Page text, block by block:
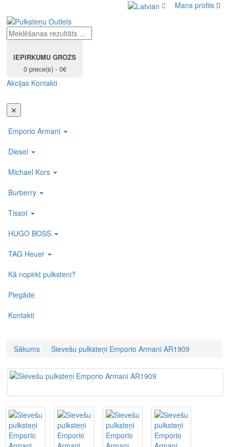
Mans profils
IEPIRKUMU GROZS
0 prece(s) - 0€
Akcijas Kontakti
✕
Emporio Armani
Diesel
Michael Kors
Burberry
Tissot
HUGO BOSS
TAG Heuer
Kā nopirkt pulksteni?
Piegāde
Kontakti
Sākums Sievešu pulksteņi Emporio Armani AR1909